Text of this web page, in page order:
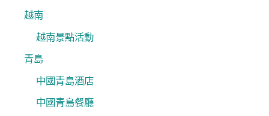
越南
越南景點活動
青島
中國青島酒店
中國青島餐廳